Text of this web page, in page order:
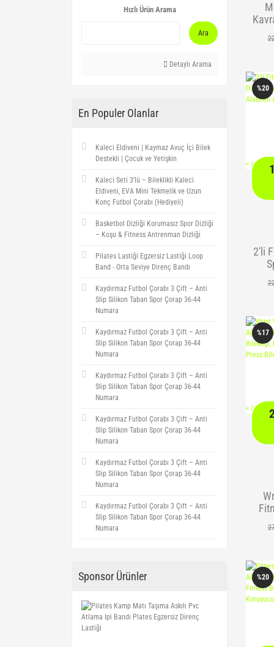
Hızlı Ürün Arama
Ara
Detaylı Arama
En Populer Olanlar
Kaleci Eldiveni | Kaymaz Avuç İçi Bilek
Destekli | Çocuk ve Yetişkin
Kaleci Seti 3’lü – Bileklikli Kaleci
Eldiveni, EVA Mini Tekmelik ve Uzun
Konç Futbol Çorabı (Hediyeli)
Basketbol Dizliği Korumasız Spor Dizliği
– Koşu & Fitness Antrenman Dizliği
Pilates Lastiği Egzersiz Lastiği Loop
Band - Orta Seviye Direnç Bandı
Kaydırmaz Futbol Çorabı 3 Çift – Anti
Slip Silikon Taban Spor Çorap 36-44
Numara
Kaydırmaz Futbol Çorabı 3 Çift – Anti
Slip Silikon Taban Spor Çorap 36-44
Numara
Kaydırmaz Futbol Çorabı 3 Çift – Anti
Slip Silikon Taban Spor Çorap 36-44
Numara
Kaydırmaz Futbol Çorabı 3 Çift – Anti
Slip Silikon Taban Spor Çorap 36-44
Numara
Kaydırmaz Futbol Çorabı 3 Çift – Anti
Slip Silikon Taban Spor Çorap 36-44
Numara
Kaydırmaz Futbol Çorabı 3 Çift – Anti
Slip Silikon Taban Spor Çorap 36-44
Numara
Sponsor Ürünler
%20
< /> />
2'li
%17
< /> />
%20